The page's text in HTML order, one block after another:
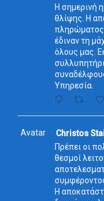
Η σημερινή
θλίψης. Η
έδιναν τη
όλους μας.
Υπηρεσία.
Avatar Christos
Πρέπει οι
θεσμοί
Η